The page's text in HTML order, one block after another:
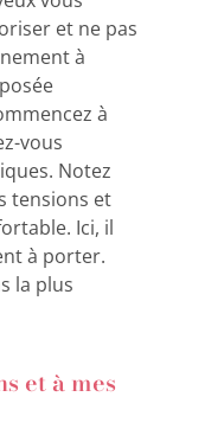
et ne pas
à
à
vous
Notez
tensions et
Ici, il
à porter.
la plus
et à mes